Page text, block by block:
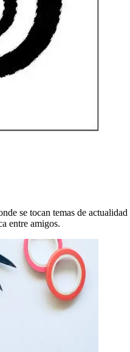
se tocan temas de
entre amigos.